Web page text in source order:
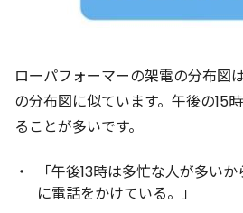
ローパフォーマーの架電の分布図
の分布図に似ています。午後の15
ることが多いです。
「午後13時は多忙な人が多い
に電話をかけている。」